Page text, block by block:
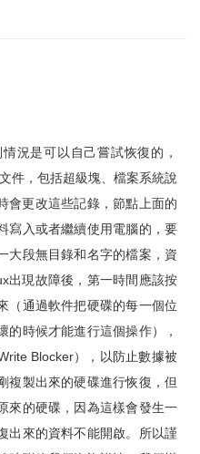
況是可以自己嘗試恢復的，
件，包括超級塊、檔案系統說
會更改這些記錄，節點上面的
寫入或者繼續使用電腦的，要
大段無目錄和名字的檔案，資
出現故障後，第一時間應該按
（通過軟件把硬碟的每一個位
的時候才能進行這個操作），
Blocker），以防止數據被
複製出來的硬碟進行恢復，但
來的硬碟，因為這樣會發生一
出來的資料不能開啟。所以謹